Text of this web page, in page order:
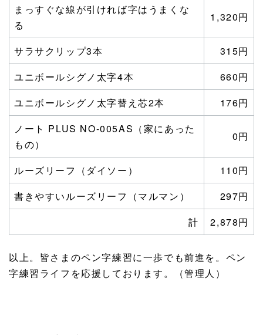
まっすぐな線が引ければ字はうまくな
る
1,320円
サラサクリップ3本
315円
ユニボールシグノ太字4本
660円
ユニボールシグノ太字替え芯2本
176円
ノート PLUS NO-005AS（家にあった
もの）
0円
ルーズリーフ（ダイソー）
110円
書きやすいルーズリーフ（マルマン）
297円
計
2,878円
以上。皆さまのペン字練習に一歩でも前進を。ペン
字練習ライフを応援しております。（管理人）